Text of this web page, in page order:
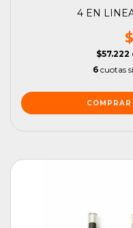
4 EN
$57.222
6 cuotas